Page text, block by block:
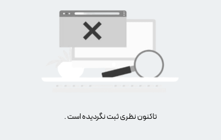
تاکنون نظری ثبت نگردیده است .